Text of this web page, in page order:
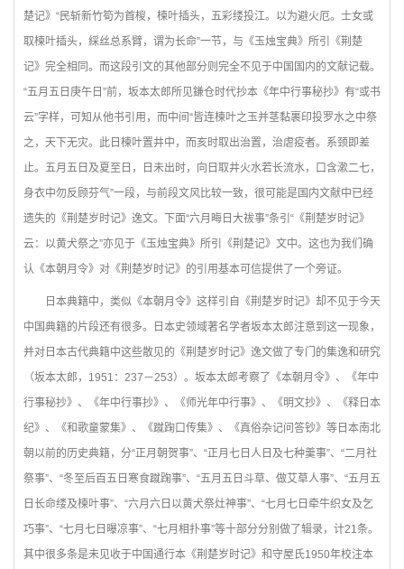
楚记》“民斩新竹筍为首椶，楝叶插头，五彩缕投江。以为避火厄。士女或
取楝叶插头，綵丝总系臂，谓为长命”一节，与《玉烛宝典》所引《荆楚
记》完全相同。而这段引文的其他部分则完全不见于中国国内的文献记载。
“五月五日庚午日”前，坂本太郎所见鎌仓时代抄本《年中行事秘抄》有“或书
云”字样，可知从他书引用，而中间“皆连楝叶之玉并茎黏裹印投罗水之中祭
之，天下无灾。此日楝叶置井中，而亥时取出治置，治虐疫者。系颈即差
止。五月五日及夏至日，日未出时，向日取井火水若长流水，口含漱二七，
身衣中勿反顾芬气”一段，与前段文风比较一致，很可能是国内文献中已经
遗失的《荆楚岁时记》逸文。下面“六月晦日大祓事”条引“《荆楚岁时记》
云：以黄犬祭之”亦见于《玉烛宝典》所引《荆楚记》文中。这也为我们确
认《本朝月令》对《荆楚岁时记》的引用基本可信提供了一个旁证。
日本典籍中，类似《本朝月令》这样引自《荆楚岁时记》却不见于今天
中国典籍的片段还有很多。日本史领域著名学者坂本太郎注意到这一现象，
并对日本古代典籍中这些散见的《荆楚岁时记》逸文做了专门的集逸和研究
（坂本太郎，1951：237－253）。坂本太郎考察了《本朝月令》、《年中
行事秘抄》、《年中行事抄》、《师光年中行事》、《明文抄》、《释日本
纪》、《和歌童蒙集》、《蹴踘口传集》、《真俗杂记问答钞》等日本南北
朝以前的历史典籍，分“正月朝贺事”、“正月七日人日及七种羹事”、“二月社
祭事”、“冬至后百五日寒食蹴踘事”、“五月五日斗草、做艾草人事”、“五月五
日长命缕及楝叶事”、“六月六日以黄犬祭灶神事”、“七月七日牵牛织女及乞
巧事”、“七月七日曝凉事”、“七月相扑事”等十部分分别做了辑录，计21条。
其中很多条是未见收于中国通行本《荆楚岁时记》和守屋氏1950年校注本